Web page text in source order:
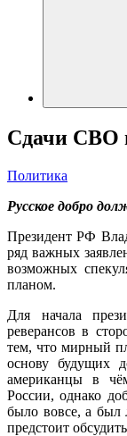
Сдачи СВО
Политика
Русское добро
Президент РФ
ряд важных
возможных
планом.
Для начала
реверансов в
тем, что мирный
основу будущих
американцы в
России, однако
было вовсе, а был
предстоит